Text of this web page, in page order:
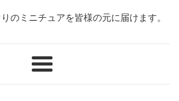
のミニチュアを皆様の元に届けます。
メ